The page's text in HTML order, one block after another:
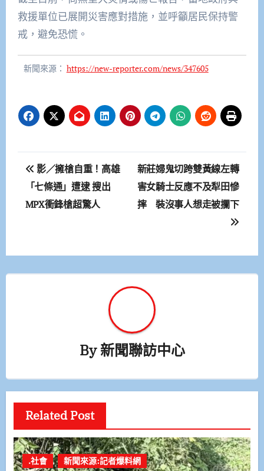
救援單位已展開災害應對措施，並呼籲居民保持警
戒，避免恐慌。
新聞來源： https://new-reporter.com/news/347605
文
章
導
影／擁槍自重！高雄
「七條通」遭逮 搜出
MPX衝鋒槍超驚人
新莊婦鬼切跨雙黃線左轉
害女騎士反應不及犁田慘
摔 裝沒事人想走被攔下
By新聞聯訪中心
Related Post
.社會 新聞來源:記者爆料網